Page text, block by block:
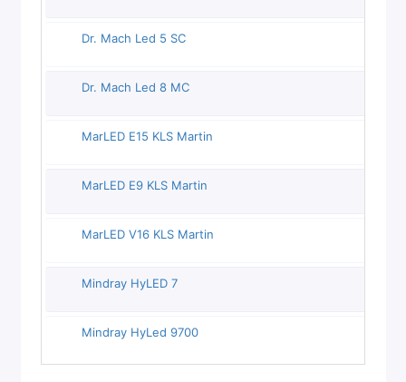
Dr. Mach Led 5 SC
Dr. Mach Led 8 MC
MarLED E15 KLS Martin
MarLED E9 KLS Martin
MarLED V16 KLS Martin
Mindray HyLED 7
Mindray HyLed 9700